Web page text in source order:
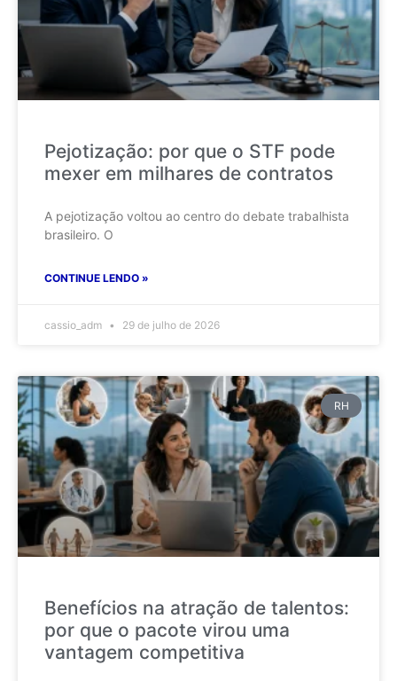
Pejotização: por que o STF pode
mexer em milhares de contratos
A pejotização voltou ao centro do debate trabalhista
brasileiro. O
CONTINUE LENDO »
cassio_adm 29 de julho de 2026
RH
Benefícios na atração de talentos:
por que o pacote virou uma
vantagem competitiva